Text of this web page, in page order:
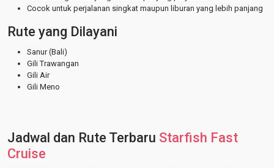
Cocok untuk perjalanan singkat maupun liburan yang lebih panjang
Rute yang Dilayani
Sanur (Bali)
Gili Trawangan
Gili Air
Gili Meno
Jadwal dan Rute Terbaru Starfish Fast
Cruise